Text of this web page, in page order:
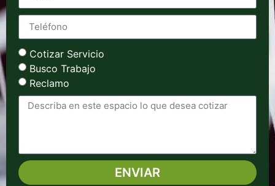
Cotizar Servicio
Busco Trabajo
Reclamo
ENVIAR